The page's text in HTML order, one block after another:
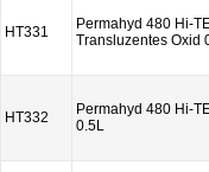
HT331
Permahyd 480 Hi-
Transluzentes Oxid
HT332
Permahyd 480 Hi-
0.5L